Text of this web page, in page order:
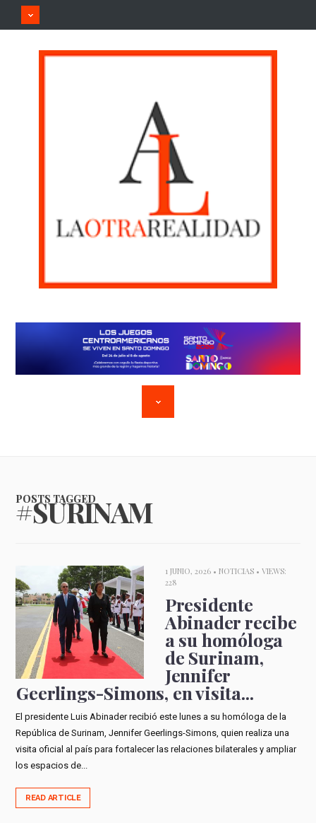
POSTS TAGGED
#SURINAM
1 JUNIO, 2026 • NOTICIAS• VIEWS:
228
Presidente
Abinader recibe
a su homóloga
de Surinam,
Jennifer
Geerlings-Simons, en visita...
El presidente Luis Abinader recibió este lunes a su homóloga de la
República de Surinam, Jennifer Geerlings-Simons, quien realiza una
visita oficial al país para fortalecer las relaciones bilaterales y ampliar
los espacios de...
READ ARTICLE